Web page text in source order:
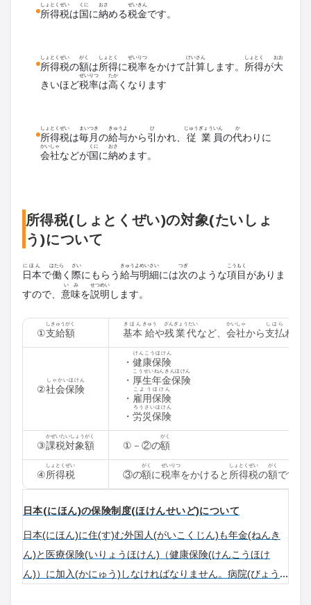
所得
しょとく
税
ぜい
は国
くに
に納
おさ
める税金
ぜいきん
です。
所得
しょとく
税
ぜい
の額
がく
は所得
しょとく
に税率
ぜいりつ
をかけて計算
けいさん
します。 所得
しょとく
が大
おお
きいほど税率
ぜいりつ
は高
たか
くなります
所得
しょとく
税
ぜい
は毎月
まいつき
の給与
きゅうよ
から引
ひ
かれ、 従業
じゅうぎょう
員
いん
の代
か
わりに
会社
かいしゃ
などが国
くに
に納
おさ
めます。
所得税(しょとくぜい)の対象(たいしょ
う)について
日本
にほん
で働
はたら
く 際
さい
にもらう給与
きゅうよ
明細
めいさい
には次
つぎ
のような項
こう
目
もく
がありま
すので、 意味
いみ
を説明
せつめい
します。
①支給額
しきゅうがく
基本
きほん
給
きゅう
や残業代
ざんぎょうだい
など、 会社
かいしゃ
から支払
しはら
われ
②社会保険
しゃかいほけん
・ 健康保険
けんこうほけん
・ 厚生年金保険
こうせいねんきんほけん
・ 雇用保険
こようほけん
・ 労災保険
ろうさいほけん
③課税対象額
かぜいたいしょうがく
①－②の額
がく
④所得税
しょとくぜい
③の額
がく
に税率
ぜいりつ
をかけると 所得
しょとく
税
ぜい
の額
がく
です。
日本(にほん)の保険制度(ほけんせいど)について
日本(にほん)に住(す)む外国人(がいこくじん)も年金(ねんき
ん)と医療保険(いりょうほけん)（健康保険(けんこうほけ
ん)）に加入(かにゅう)しなければなりません。病院(びょう